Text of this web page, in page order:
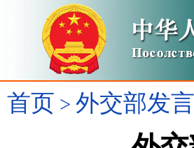
首页 > 外交部发